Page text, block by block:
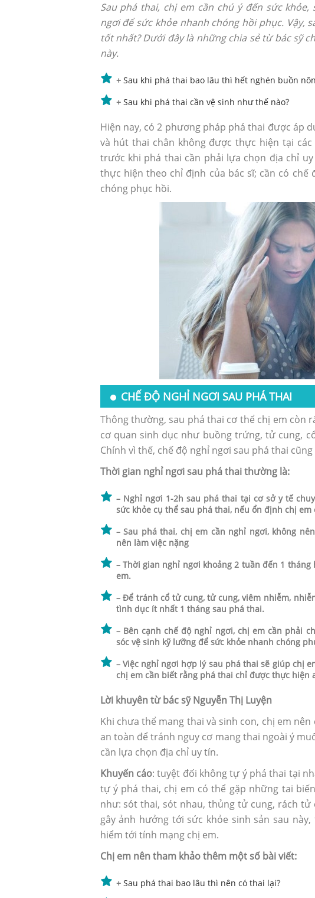
Sau phá thai, chị em cần chú ý đến sức
ngơi để sức khỏe nhanh chóng hồi phục. Vậy,
tốt nhất? Dưới đây là những chia sẻ từ bác sỹ
này.
+ Sau khi phá thai bao lâu thì hết nghén buồn nôn
+ Sau khi phá thai cần vệ sinh như thế nào?
Hiện nay, có 2 phương pháp phá thai được áp
và hút thai chân không được thực hiện tại
trước khi phá thai cần phải lựa chọn địa chỉ
thực hiện theo chỉ định của bác sĩ; cần có
chóng phục hồi.
CHẾ ĐỘ NGHỈ NGƠI SAU PHÁ THAI
Thông thường, sau phá thai cơ thể chị em còn
cơ quan sinh dục như buồng trứng, tử cung,
Chính vì thế, chế độ nghỉ ngơi sau phá thai
Thời gian nghỉ ngơi sau phá thai thường là:
– Nghỉ ngơi 1-2h sau phá thai tại cơ sở y tế
sức khỏe cụ thể sau phá thai, nếu ổn định chị em
– Sau phá thai, chị em cần nghỉ ngơi, không
nên làm việc nặng
– Thời gian nghỉ ngơi khoảng 2 tuần đến 1
em.
– Để tránh cổ tử cung, tử cung, viêm nhiễm,
tình dục ít nhất 1 tháng sau phá thai.
– Bên cạnh chế độ nghỉ ngơi, chị em cần phải
sóc vệ sinh kỹ lưỡng để sức khỏe nhanh chóng
– Việc nghỉ ngơi hợp lý sau phá thai sẽ giúp chị
chị em cần biết rằng phá thai chỉ được thực hiện
Lời khuyên từ bác sỹ Nguyễn Thị Luyện
Khi chưa thể mang thai và sinh con, chị em
an toàn để tránh nguy cơ mang thai ngoài ý
cần lựa chọn địa chỉ uy tín.
Khuyến cáo: tuyệt đối không tự ý phá thai tại
tự ý phá thai, chị em có thể gặp những tai
như: sót thai, sót nhau, thủng tử cung, rách tử
gây ảnh hưởng tới sức khỏe sinh sản sau
hiểm tới tính mạng chị em.
Chị em nên tham khảo thêm một số bài viết:
+ Sau phá thai bao lâu thì nên có thai lại?
Sau phá thai có nên uống thuốc tránh
thai?